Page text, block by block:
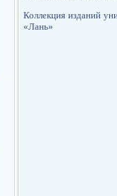
Коллекция изданий
«Лань»